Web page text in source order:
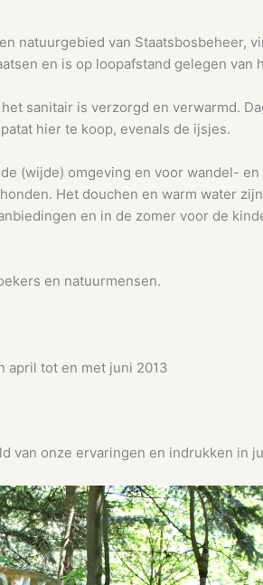
natuurgebied van Staatsbosbeheer,
en is op loopafstand gelegen van
sanitair is verzorgd en verwarmd.
hier te koop, evenals de ijsjes.
(wijde) omgeving en voor wandel-
Het douchen en warm water
en in de zomer voor de
en natuurmensen.
april tot en met juni 2013
van onze ervaringen en indrukken in